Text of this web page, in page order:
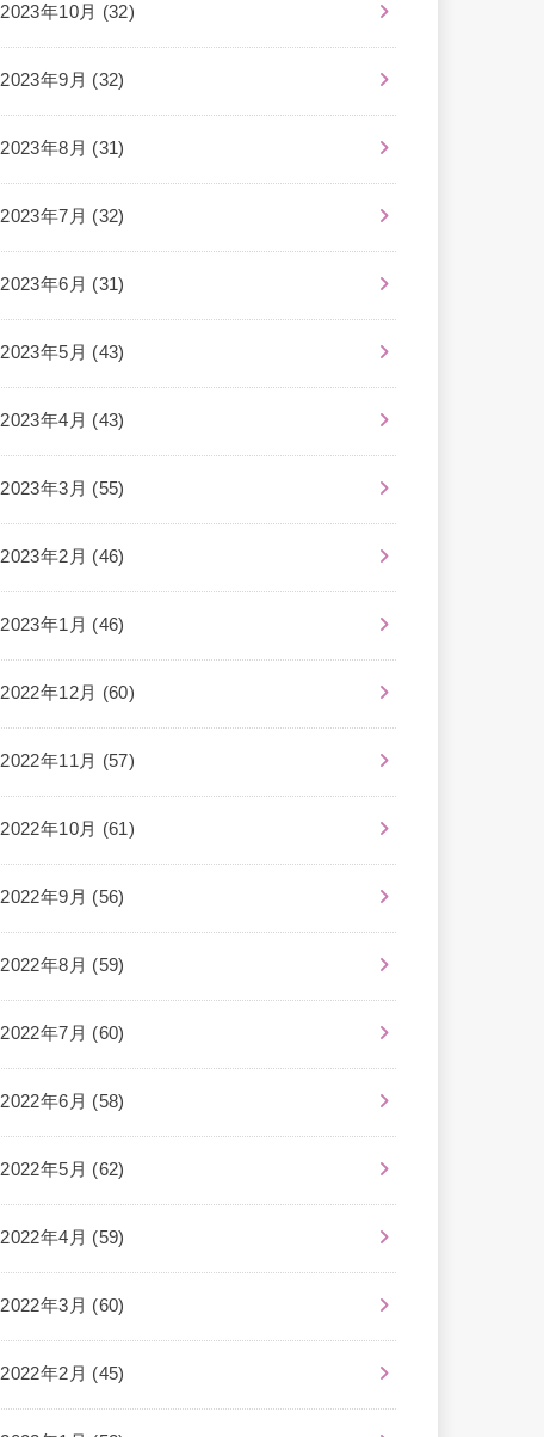
2023年10月 (32)
2023年9月 (32)
2023年8月 (31)
2023年7月 (32)
2023年6月 (31)
2023年5月 (43)
2023年4月 (43)
2023年3月 (55)
2023年2月 (46)
2023年1月 (46)
2022年12月 (60)
2022年11月 (57)
2022年10月 (61)
2022年9月 (56)
2022年8月 (59)
2022年7月 (60)
2022年6月 (58)
2022年5月 (62)
2022年4月 (59)
2022年3月 (60)
2022年2月 (45)